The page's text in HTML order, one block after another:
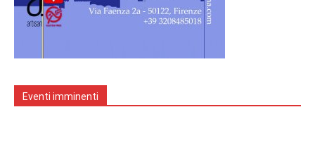
Eventi imminenti